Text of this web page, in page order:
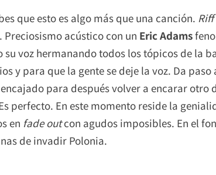
que esto es algo más que una canción. Riff
acústico con un Eric Adams
voz hermanando todos los tópicos de la
y para que la gente se deje la voz. Da
para después volver a encarar otro
perfecto. En este momento reside la
en fade outcon agudos imposibles. En el
de invadir Polonia.